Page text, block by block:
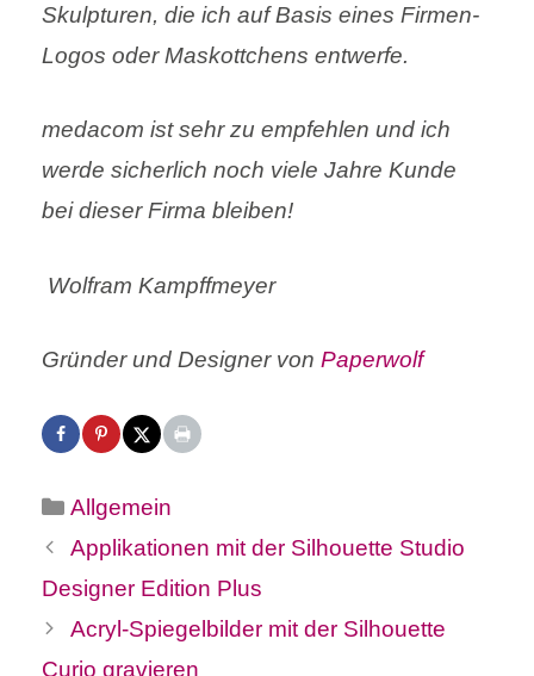
Skulpturen, die ich auf Basis eines Firmen-
Logos oder Maskottchens entwerfe.
medacom ist sehr zu empfehlen und ich
werde sicherlich noch viele Jahre Kunde
bei dieser Firma bleiben!
Wolfram Kampffmeyer
Gründer und Designer von Paperwolf
Kategorien
Allgemein
Applikationen mit der Silhouette Studio
Designer Edition Plus
Acryl-Spiegelbilder mit der Silhouette
Curio gravieren